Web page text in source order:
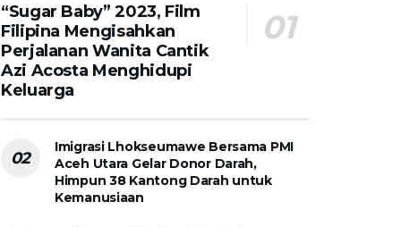
“Sugar Baby” 2023, Film
Filipina Mengisahkan
Perjalanan Wanita Cantik
Azi Acosta Menghidupi
Keluarga
Imigrasi Lhokseumawe Bersama PMI
Aceh Utara Gelar Donor Darah,
Himpun 38 Kantong Darah untuk
Kemanusiaan